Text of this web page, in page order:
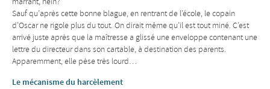
Sauf qu’après cette bonne blague, en rentrant de l’école, le copain
d’Oscar ne rigole plus du tout. On dirait même qu’il est tout miné. C’est
arrivé juste après que la maîtresse a glissé une enveloppe contenant une
lettre du directeur dans son cartable, à destination des parents.
Apparemment, elle pèse très lourd…
Le mécanisme du harcèlement